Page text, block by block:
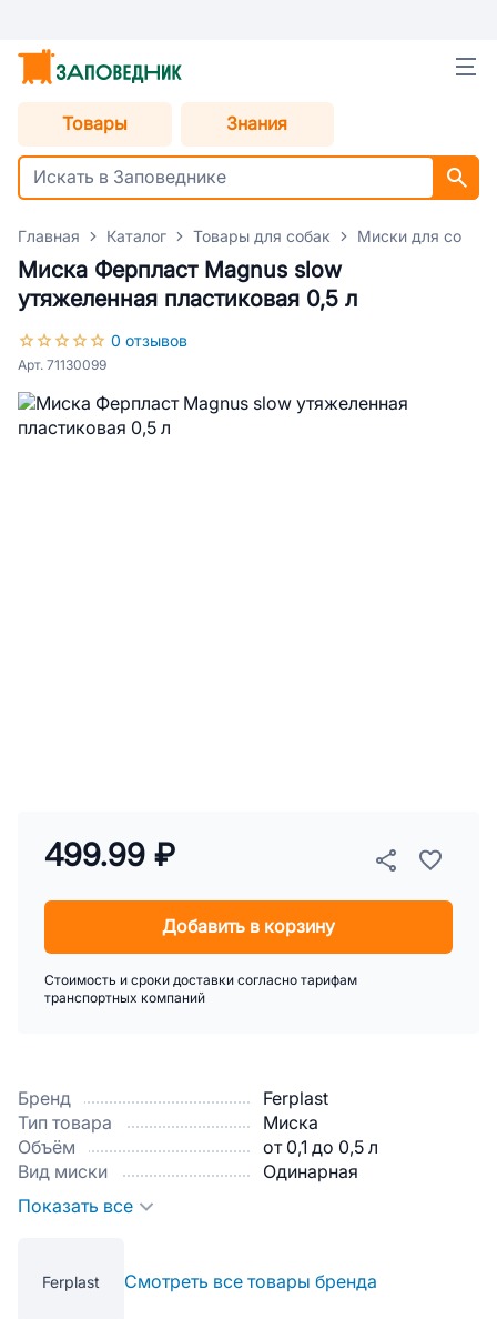
Товары Знания
Главная Каталог Товары для собак Миски для собак
Миска Ферпласт Magnus slow
утяжеленная пластиковая 0,5 л
0 отзывов
Арт. 71130099
Бренд
Ferplast
Тип товара
Миска
Объём
от 0,1 до 0,5 л
Вид миски
Одинарная
Показать все
Ferplast Смотреть все товары бренда
499.99 ₽
Добавить в корзину
Стоимость и сроки доставки согласно тарифам
транспортных компаний